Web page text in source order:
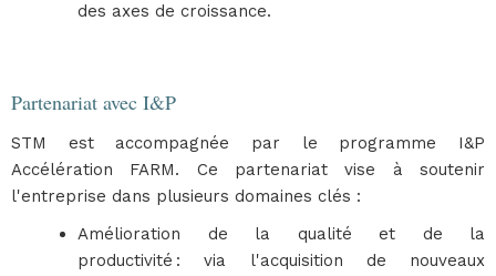
des axes de croissance.
Partenariat avec I&P
STM est accompagnée par le programme I&P
Accélération FARM. Ce partenariat vise à soutenir
l'entreprise dans plusieurs domaines clés :
Amélioration de la qualité et de la
productivité : via l'acquisition de nouveaux